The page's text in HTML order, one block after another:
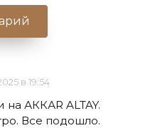
в 19:54
на АККАR ALTAY.
Все подошло.